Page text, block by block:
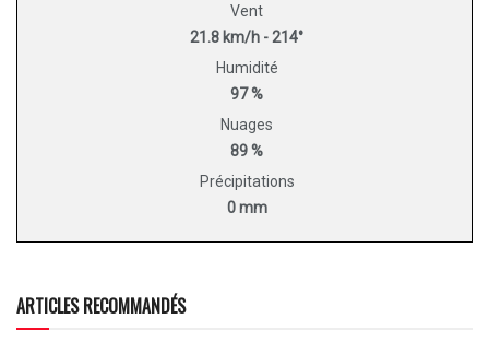
Vent
21.8 km/h - 214°
Humidité
97 %
Nuages
89 %
Précipitations
0 mm
ARTICLES RECOMMANDÉS